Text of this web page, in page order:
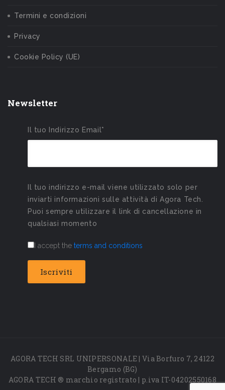
Termini e condizioni
Privacy
Cookie Policy (UE)
Newsletter
Il tuo Indirizzo Email*
Il tuo indirizzo e-mail viene utilizzato solo per
inviarti informazioni sulle attività di Agora Tech.
Puoi sempre utilizzare il link di cancellazione in
qualsiasi momento
I accept the terms and conditions
AGORA TECH SRL UNIPERSONALE | Via Borfuro 7, 24122
Bergamo (BG)
AGORA TECH ® marchio registrato | p.iva IT-04202550168